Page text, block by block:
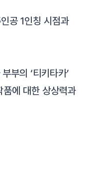
공 1인칭 시점과
부의 ‘티키타카’
에 대한 상상력과